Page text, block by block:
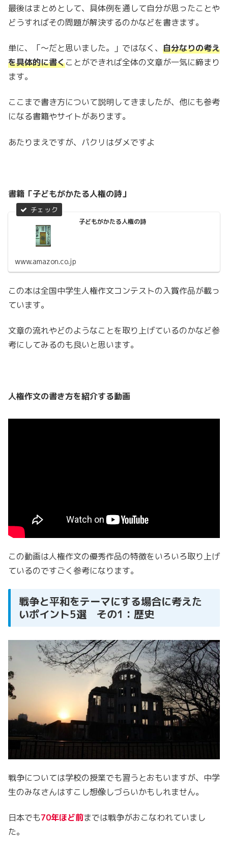
最後はまとめとして、具体例を通して自分が思ったことや
どうすればその問題が解決するのかなどを書きます。
単に、「〜だと思いました。」ではなく、 自分なりの考え
を具体的に書くことができれば全体の文章が一気に締まり
ます。
ここまで書き方について説明してきましたが、他にも参考
になる書籍やサイトがあります。
あたりまえですが、パクリはダメですよ
書籍「子どもがかたる人権の詩」
子どもがかたる人権の詩
www.amazon.co.jp
この本は全国中学生人権作文コンテストの入賞作品が載っ
ています。
文章の流れやどのようなことを取り上げているのかなど参
考にしてみるのも良いと思います。
人権作文の書き方を紹介する動画
この動画は人権作文の優秀作品の特徴をいろいろ取り上げ
ているのですごく参考になります。
戦争と平和をテーマにする場合に考えた
いポイント5選 その1：歴史
戦争については学校の授業でも習うとおもいますが、中学
生のみなさんはすこし想像しづらいかもしれません。
日本でも70年ほど前までは戦争がおこなわれていまし
た。